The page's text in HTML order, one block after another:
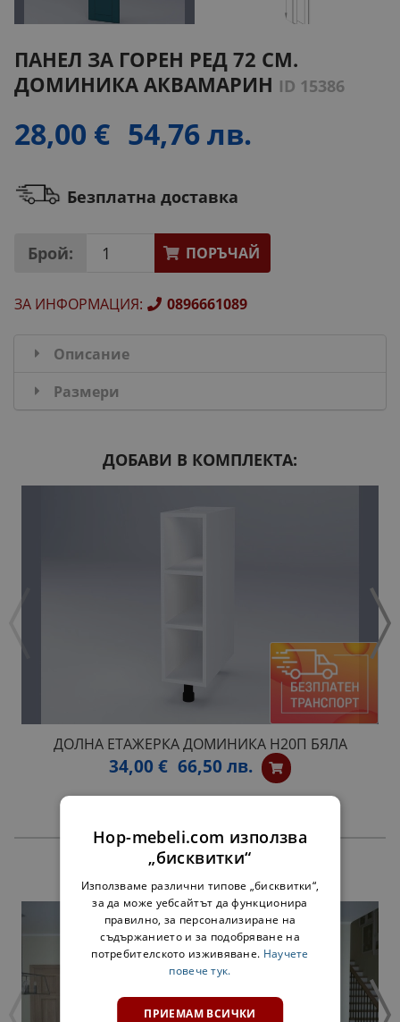
ПАНЕЛ ЗА ГОРЕН РЕД 72 СМ.
ДОМИНИКА АКВАМАРИН ID 15386
28,00 € 54,76 лв.
Безплатна доставка
Брой: ПОРЪЧАЙ
ЗА ИНФОРМАЦИЯ: 0896661089
Описание
Размери
ДОБАВИ В КОМПЛЕКТА:
ДОЛНА ЕТАЖЕРКА ДОМИНИКА Н20П БЯЛА
34,00 € 66,50 лв.
Hop-mebeli.com използва
„бисквитки“
Използваме различни типове „бисквитки“,
за да може уебсайтът да функционира
правилно, за персонализиране на
съдържанието и за подобряване на
потребителското изживяване. Научете
повече тук.
ПРИЕМАМ ВСИЧКИ